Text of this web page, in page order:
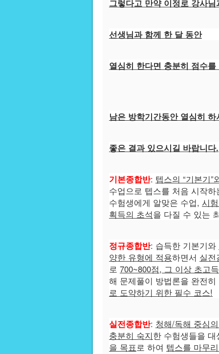
그렇다고 만약 이정로 강사
선생님과 함께 한 달 동안
열심히 한다면 충분히 점수
남은 방학기간동안 열심히 하
좋은 결과 있으시길 바랍니다.
기본종합반: 텝스의 “기본기
수업으로 텝스를 처음 시작
수험생에게 알맞은 수업, 시
획득의 초석을 다질 수 있는
정규종합반: 습득한 기본기와
양한 유형에 적용하면서 실전
로 700~800점, 그 이상 초고
해 문제풀이 방법론을 완전
로 도약하기 위한 필수 코스!
실전종합반: 청해/독해 중심
충분히 숙지한 수험생들을
을 목표로 하여 텝스를 마무